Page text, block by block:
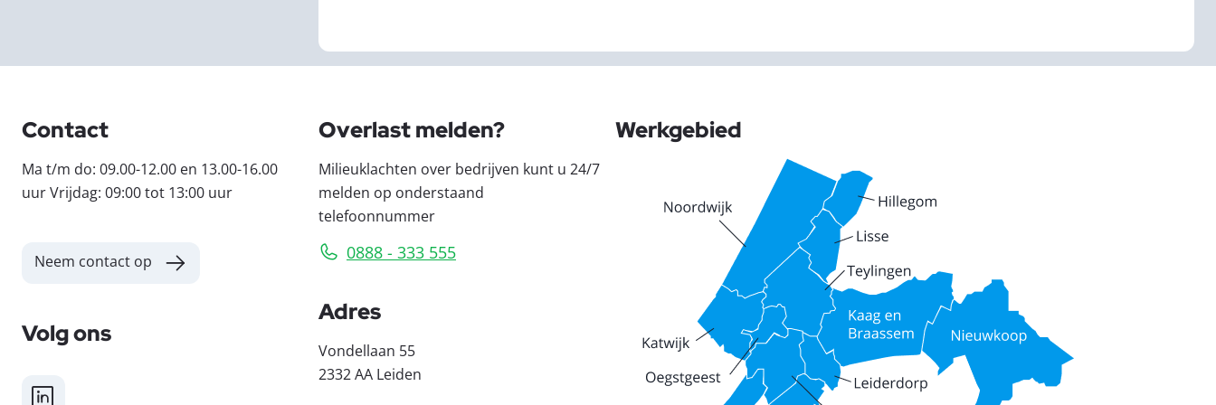
Contact
Ma t/m do: 09.00-12.00 en 13.00-16.00
uur Vrijdag: 09:00 tot 13:00 uur
Neem contact op
Volg ons
LinkedIn
Overlast melden?
Milieuklachten over bedrijven kunt u 24/7
melden op onderstaand
telefoonnummer
0888 - 333 555
Adres
Vondellaan 55
2332 AA Leiden
Werkgebied